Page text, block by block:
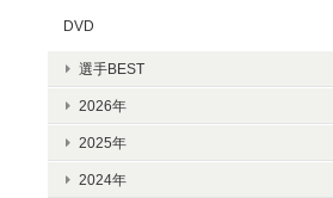
DVD
選手BEST
2026年
2025年
2024年